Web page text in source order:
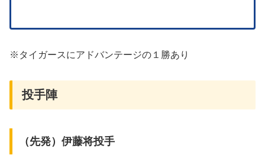
※タイガースにアドバンテージの１勝あり
投手陣
（先発）伊藤将投手